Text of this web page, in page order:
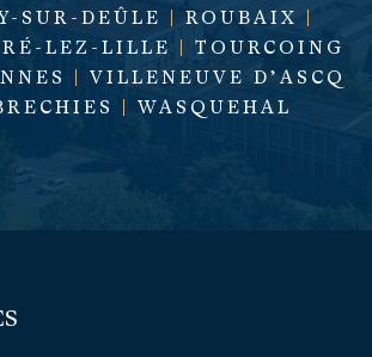
SUR-DEÛLE
ROUBAIX
LEZ-LILLE
TOURCOING
VILLENEUVE D’ASCQ
WASQUEHAL